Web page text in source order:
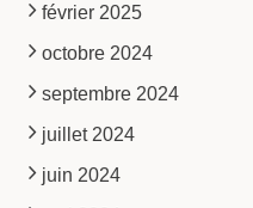
février 2025
octobre 2024
septembre 2024
juillet 2024
juin 2024